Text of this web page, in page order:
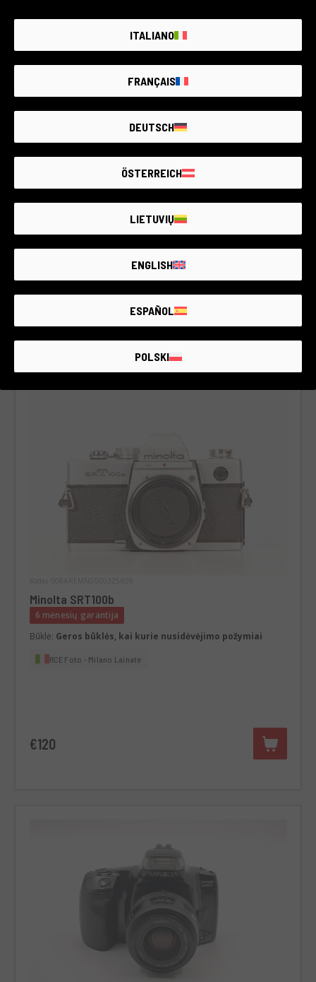
SR-7 + Auto Rokkor-PF 55mm f/1.8
6 mėnesių garantija
Minolta SRT100b
6 mėnesių garantija
Būklė: Geros būklės, kai kurie nusidėvėjimo požymiai
RCE Foto - Milano Lainate
€120
ITALIANO
FRANÇAIS
DEUTSCH
ÖSTERREICH
LIETUVIŲ
ENGLISH
ESPAÑOL
POLSKI